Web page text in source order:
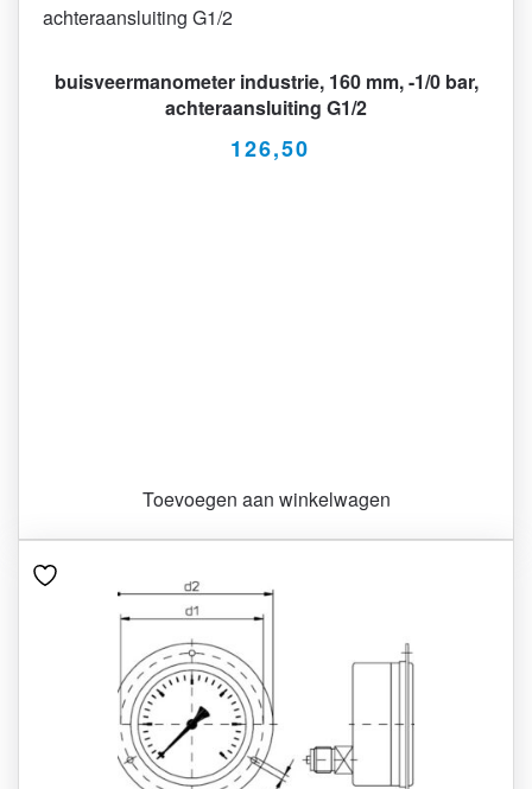
buisveermanometer industrie, 160 mm, -1/0 bar,
achteraansluiting G1/2
126,50
Toevoegen aan winkelwagen